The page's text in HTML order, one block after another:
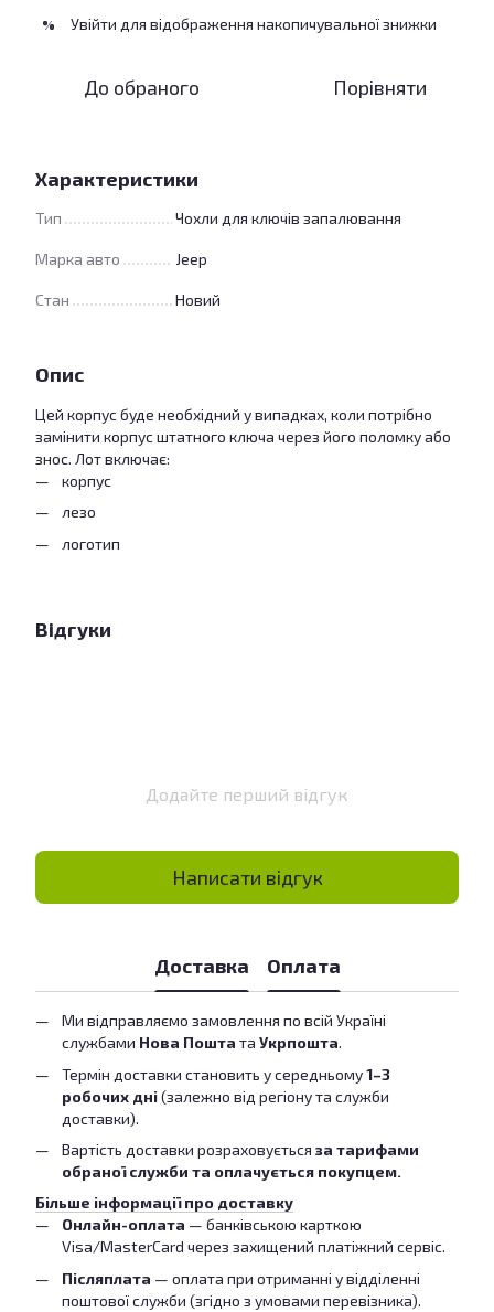
% Увійти для відображення накопичувальної знижки
До обраного Порівняти
Характеристики
Тип Чохли для ключів запалювання
Марка авто Jeep
Стан Новий
Опис
Цей корпус буде необхідний у випадках, коли потрібно
замінити корпус штатного ключа через його поломку або
знос. Лот включає:
корпус
лезо
логотип
Відгуки
Додайте перший відгук
Написати відгук
Доставка Оплата
Ми відправляємо замовлення по всій Україні
службами Нова Пошта та Укрпошта.
Термін доставки становить у середньому1–3
робочих дні(залежно від регіону та служби
доставки).
Вартість доставки розраховується за тарифами
обраної служби та оплачується покупцем.
Більше інформації про доставку
Онлайн-оплата — банківською карткою
Visa/MasterCard через захищений платіжний сервіс.
Післяплата — оплата при отриманні у відділенні
поштової служби (згідно з умовами перевізника).